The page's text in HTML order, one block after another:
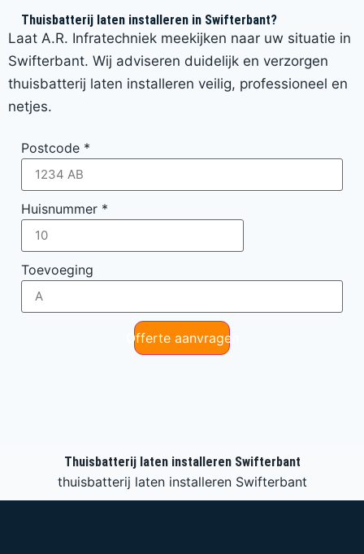
Thuisbatterij laten installeren in Swifterbant?
Laat A.R. Infratechniek meekijken naar uw situatie in
Swifterbant. Wij adviseren duidelijk en verzorgen
thuisbatterij laten installeren veilig, professioneel en
netjes.
Postcode *
Huisnummer *
Toevoeging
Offerte aanvragen
Thuisbatterij laten installeren Swifterbant
thuisbatterij laten installeren Swifterbant